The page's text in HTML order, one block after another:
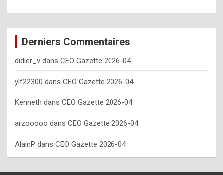
e
y
o
u
s
h
o
Derniers Commentaires
didier_v dans CEO Gazette 2026-04
ylf22300 dans CEO Gazette 2026-04
Kenneth dans CEO Gazette 2026-04
arzooooo dans CEO Gazette 2026-04
AlainP dans CEO Gazette 2026-04